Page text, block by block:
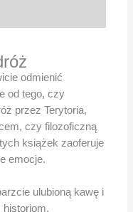
odmienić
od tego, czy
przez Terytoria,
czy filozoficzną
książek zaoferuje
emocje.
ulubioną kawę i
historiom.